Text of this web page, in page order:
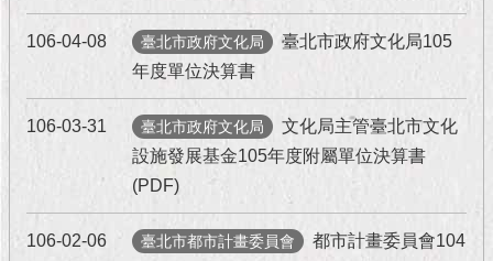
106-04-08 臺北市政府文化局
臺北市政府文化局105
年度單位決算書
106-03-31 臺北市政府文化局
文化局主管臺北市文化
設施發展基金105年度附屬單位決算書
(PDF)
106-02-06 臺北市都市計畫委員會
都市計畫委員會104